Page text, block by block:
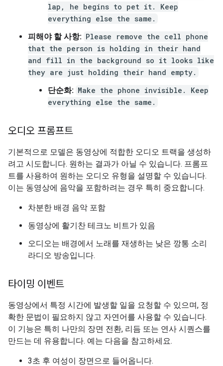
lap, he begins to pet it. Keep
everything else the same.
피해야 할 사항: Please remove the cell phone
that the person is holding in their hand
and fill in the background so it looks like
they are just holding their hand empty.
단순화: Make the phone invisible. Keep
everything else the same.
오디오 프롬프트
기본적으로 모델은 동영상에 적합한 오디오 트랙을 생성하
려고 시도합니다. 원하는 결과가 아닐 수 있습니다. 프롬프
트를 사용하여 원하는 오디오 유형을 설명할 수 있습니다.
이는 동영상에 음악을 포함하려는 경우 특히 중요합니다.
차분한 배경 음악 포함
동영상에 활기찬 테크노 비트가 있음
오디오는 배경에서 노래를 재생하는 낮은 깡통 소리
라디오 방송입니다.
타이밍 이벤트
동영상에서 특정 시간에 발생할 일을 요청할 수 있으며, 정
확한 문법이 필요하지 않고 자연어를 사용할 수 있습니다.
이 기능은 특히 나만의 장면 전환, 리듬 또는 연사 시퀀스를
만드는 데 유용합니다. 예는 다음을 참고하세요.
3초 후 여성이 장면으로 들어옵니다.